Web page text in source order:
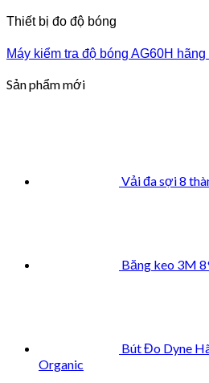
Thiết bị đo độ bóng
Máy kiểm tra độ bóng AG60H hãng
Sản phẩm mới
Vải đa sợi 8
Băng keo 3M
Bút Đo Dyne
Organic